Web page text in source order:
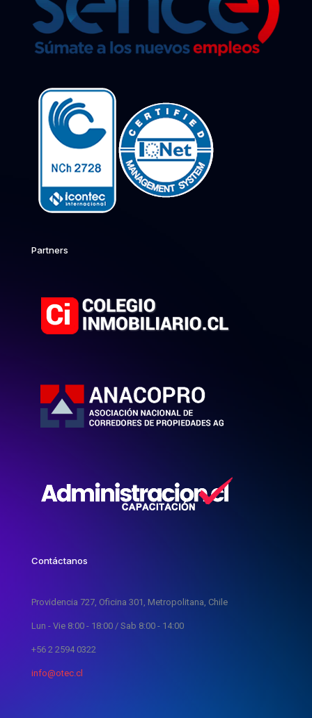
Partners
Contáctanos
Providencia 727, Oficina 301, Metropolitana, Chile
Lun - Vie 8:00 - 18:00 / Sab 8:00 - 14:00
+56 2 2594 0322
info@otec.cl